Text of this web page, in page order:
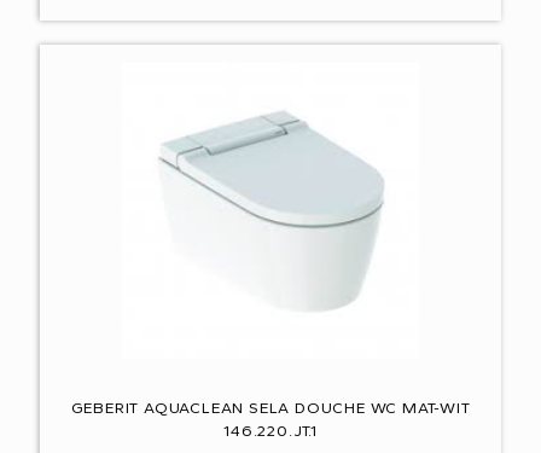
GEBERIT AQUACLEAN SELA DOUCHE WC MAT-WIT
146.220.JT.1